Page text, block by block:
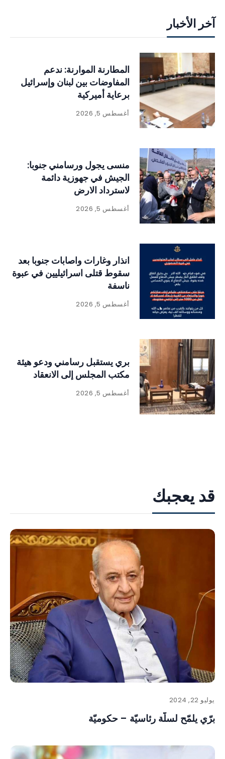
آخر الأخبار
المطارنة الموارنة: ندعم
المفاوضات بين لبنان وإسرائيل
برعاية أميركية
أغسطس 5, 2026
منسى يجول ورسامني جنوبا:
الجيش في جهوزية دائمة
لاسترداد الارض
أغسطس 5, 2026
انذار وغارات واصابات جنوبا بعد
سقوط قتلى اسرائيليين في عبوة
ناسفة
أغسطس 5, 2026
بري يستقبل رسامني ودعو هيئة
مكتب المجلس إلى الانعقاد
أغسطس 5, 2026
قد يعجبك
يوليو 22, 2024
برّي يلمّح لسلّة رئاسيّة – حكوميّة